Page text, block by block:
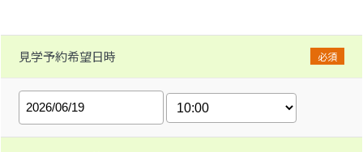
見学予約希望日時 必須